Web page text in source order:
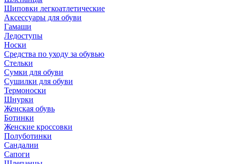
Шиповки легкоатлетические
Аксессуары для обуви
Гамаши
Ледоступы
Носки
Средства по уходу за обувью
Стельки
Сумки для обуви
Сушилки для обуви
Термоноски
Шнурки
Женская обувь
Ботинки
Женские кроссовки
Полуботинки
Сандалии
Сапоги